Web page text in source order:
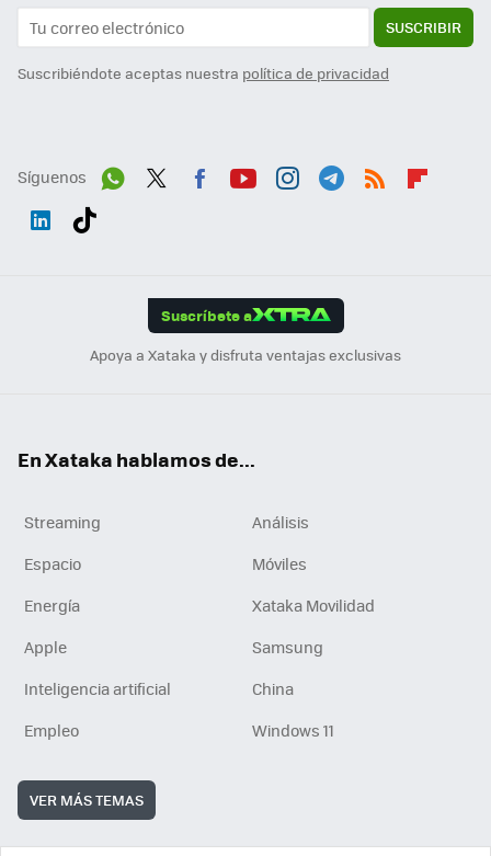
SUSCRIBIR
Suscribiéndote aceptas nuestra política de privacidad
Síguenos
Suscríbete a
Apoya a Xataka y disfruta ventajas exclusivas
En Xataka hablamos de...
Streaming
Análisis
Espacio
Móviles
Energía
Xataka Movilidad
Apple
Samsung
Inteligencia artificial
China
Empleo
Windows 11
VER MÁS TEMAS